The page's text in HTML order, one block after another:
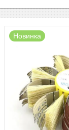
Новинка